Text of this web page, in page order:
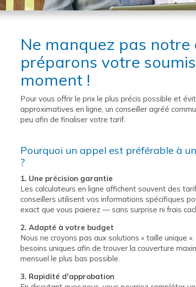
Ne manquez pas notre
préparons votre
moment !
Pour vous offrir le prix le plus précis possible et
approximatives en ligne, un conseiller agréé
peu afin de finaliser votre tarif.
Pourquoi un appel est préférable à
?
1. Une précision garantie
Les calculateurs en ligne affichent souvent des
conseillers utilisent vos informations spécifiques
exact que vous paierez — sans surprise ni frais
2. Adapté à votre budget
Nous ne croyons pas aux solutions « taille unique
besoins uniques afin de trouver la couverture
mensuel le plus bas possible.
3. Rapidité d'approbation